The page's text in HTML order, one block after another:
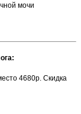
мочи
4680р. Скидка